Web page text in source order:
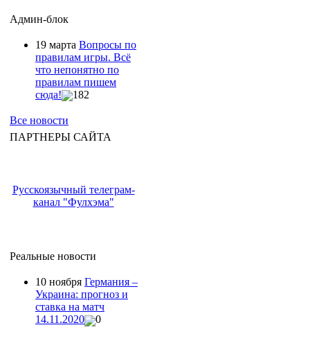
Админ-блок
19 марта Вопросы по
правилам игры. Всё
что непонятно по
правилам пишем
сюда!
182
Все новости
ПАРТНЕРЫ САЙТА
Русскоязычный телеграм-
канал "Фулхэма"
Реальные новости
10 ноября Германия –
Украина: прогноз и
ставка на матч
14.11.2020
0